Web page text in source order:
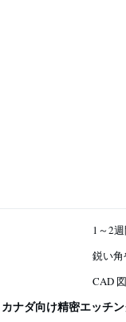
1～2
鋭い
CAD
カナダ向け精密エッチ